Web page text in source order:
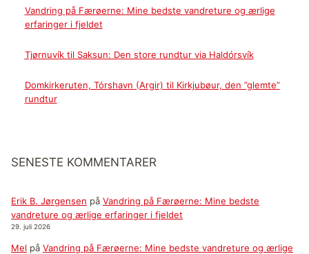
Vandring på Færøerne: Mine bedste vandreture og ærlige
erfaringer i fjeldet
Tjørnuvík til Saksun: Den store rundtur via Haldórsvík
Domkirkeruten, Tórshavn (Argir) til Kirkjubøur, den ”glemte”
rundtur
SENESTE KOMMENTARER
Erik B. Jørgensen på Vandring på Færøerne: Mine bedste
vandreture og ærlige erfaringer i fjeldet
29. juli 2026
Mel på Vandring på Færøerne: Mine bedste vandreture og ærlige